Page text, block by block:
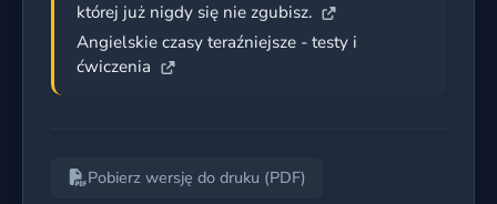
której już nigdy się nie zgubisz.
Angielskie czasy teraźniejsze - testy i
ćwiczenia
Pobierz wersję do druku (PDF)